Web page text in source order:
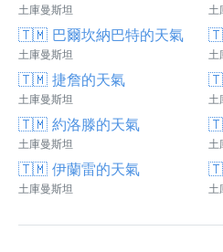
土庫曼斯坦 土
🇹🇲 巴爾坎納巴特的天氣
土庫曼斯坦 土
🇹🇲 捷詹的天氣
土庫曼斯坦 土
🇹🇲 約洛滕的天氣
土庫曼斯坦 土
🇹🇲 伊蘭雷的天氣
土庫曼斯坦 土